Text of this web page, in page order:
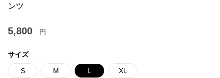
ンツ
5,800 円
サイズ
S M L XL